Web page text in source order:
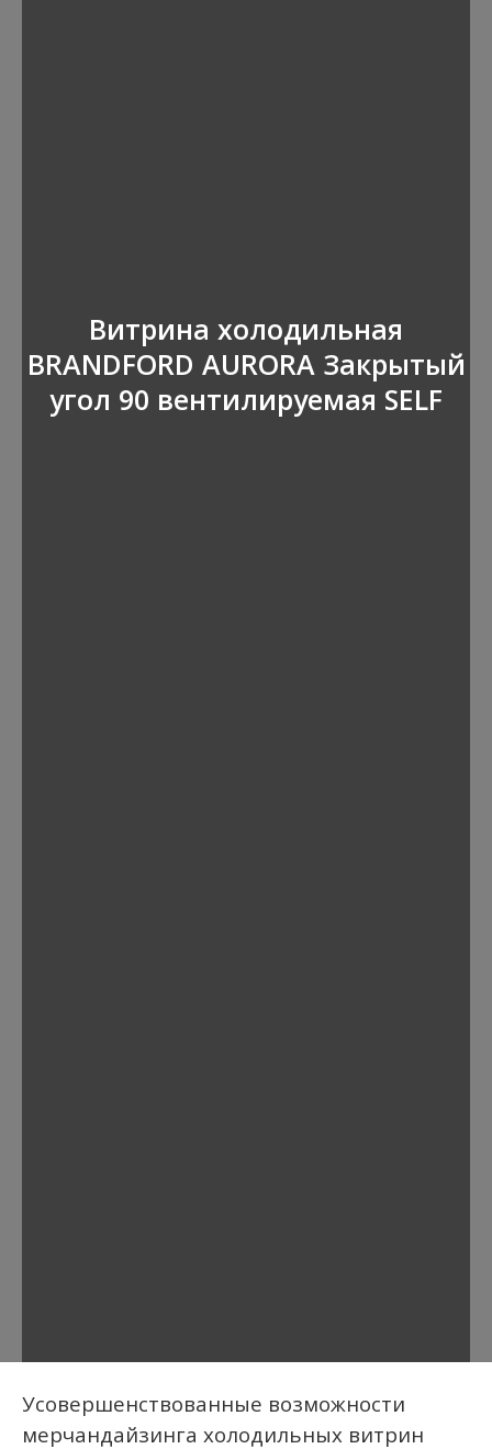
Витрина холодильная
BRANDFORD AURORA Закрытый
угол 90 вентилируемая SELF
Усовершенствованные возможности
мерчандайзинга холодильных витрин